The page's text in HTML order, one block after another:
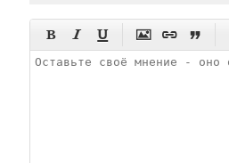
     